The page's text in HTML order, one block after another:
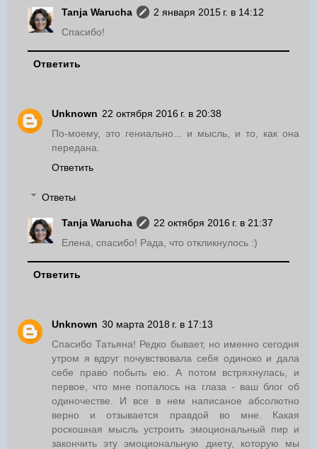
Tanja Warucha
2 января 2015 г. в 14:12
Спасибо!
Ответить
Unknown 22 октября 2016 г. в 20:38
По-моему, это гениально... и мысль, и то, как она
передана.
Ответить
Ответы
Tanja Warucha
22 октября 2016 г. в 21:37
Елена, спасибо! Рада, что откликнулось :)
Ответить
Unknown 30 марта 2018 г. в 17:13
Спасибо Татьяна! Редко бывает, но именно сегодня
утром я вдруг почувствовала себя одиноко и дала
себе право побыть ею. А потом встряхнулась, и
первое, что мне попалось на глаза - ваш блог об
одиночестве. И все в нем написаное абсолютно
верно и отзывается правдой во мне. Какая
роскошная мысль устроить эмоциональный пир и
закончить эту эмоциональную диету, которую мы